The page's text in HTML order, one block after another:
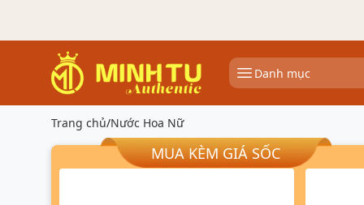
Danh mục
Trang chủ/Nước Hoa Nữ
MUA KÈM GIÁ SỐC